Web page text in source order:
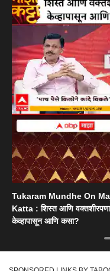
Tukaram Mundhe On
Katta : शिस्त आणि वक्तशीरपणा
केव्हापासून आणि कसा?